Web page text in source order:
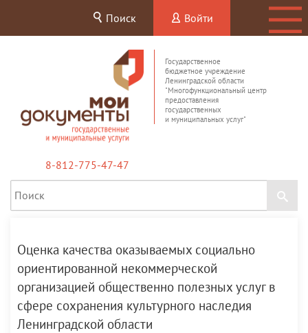
Поиск Войти
Государственное
бюджетное учреждение
Ленинградской области
"Многофункциональный центр
предоставления
государственных
и муниципальных услуг"
8-812-775-47-47
Оценка качества оказываемых социально
ориентированной некоммерческой
организацией общественно полезных услуг в
сфере сохранения культурного наследия
Ленинградской области